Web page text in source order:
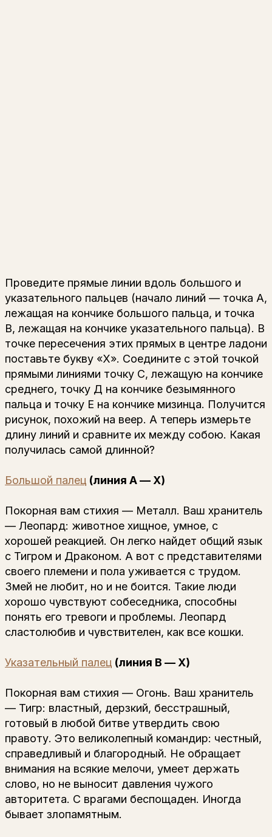
Проведите прямые линии вдоль большого и
указательного пальцев (начало линий — точка А,
лежащая на кончике большого пальца, и точка
В, лежащая на кончике указательного пальца). В
точке пересечения этих прямых в центре ладони
поставьте букву «X». Соедините с этой точкой
прямыми линиями точку С, лежащую на кончике
среднего, точку Д на кончике безымянного
пальца и точку Е на кончике мизинца. Получится
рисунок, похожий на веер. А теперь измерьте
длину линий и сравните их между собою. Какая
получилась самой длинной?
Большой палец (линия А — Х)
Покорная вам стихия — Металл. Ваш хранитель
— Леопард: животное хищное, умное, с
хорошей реакцией. Он легко найдет общий язык
с Тигром и Драконом. А вот с представителями
своего племени и пола уживается с трудом.
Змей не любит, но и не боится. Такие люди
хорошо чувствуют собеседника, способны
понять его тревоги и проблемы. Леопард
сластолюбив и чувствителен, как все кошки.
Указательный палец (линия В — Х)
Покорная вам стихия — Огонь. Ваш хранитель
— Тигр: властный, дерзкий, бесстрашный,
готовый в любой битве утвердить свою
правоту. Это великолепный командир: честный,
справедливый и благородный. Не обращает
внимания на всякие мелочи, умеет держать
слово, но не выносит давления чужого
авторитета. С врагами беспощаден. Иногда
бывает злопамятным.